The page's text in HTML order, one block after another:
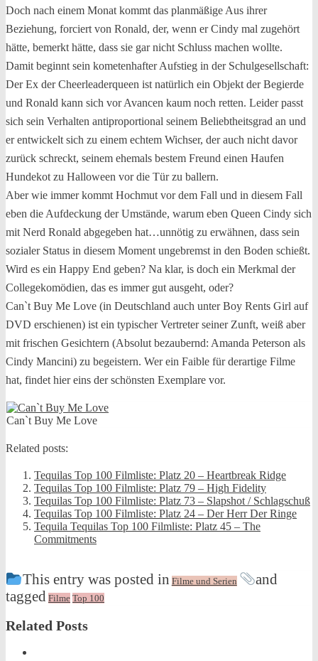
Doch nach einem Monat kommt das planmäßige Aus ihrer
Beziehung, forciert von Ronald, der, wenn er Cindy mal zugehört
hätte, bemerkt hätte, dass sie gar nicht Schluss machen wollte.
Damit beginnt sein kometenhafter Aufstieg in der Schulgesellschaft:
Der Ex der Cheerleaderqueen ist natürlich ein Objekt der Begierde
und Ronald kann sich vor Avancen kaum noch retten. Leider passt
sich sein Verhalten antiproportional seinem Beliebtheitsgrad an und
er entwickelt sich zu einem echtem Wichser, der auch nicht davor
zurück schreckt, seinem ehemals bestem Freund einen Haufen
Hundekot zu Halloween vor die Tür zu ballern.
Aber wie immer kommt Hochmut vor dem Fall und in diesem Fall
eben die Aufdeckung der Umstände, warum eben Queen Cindy sich
mit Nerd Ronald abgegeben hat…unnötig zu erwähnen, dass sein
sozialer Status in diesem Moment ungebremst in den Boden schießt.
Wird es ein Happy End geben? Na klar, is doch ein Merkmal der
Collegekomödien, das es immer gut ausgeht, oder?
Can`t Buy Me Love (in Deutschland auch unter Boy Rents Girl auf
DVD erschienen) ist ein typischer Vertreter seiner Zunft, weiß aber
mit frischen Gesichtern (Absolut bezaubernd: Amanda Peterson als
Cindy Mancini) zu begeistern. Wer ein Faible für derartige Filme
hat, findet hier eins der schönsten Exemplare vor.
Can`t Buy Me Love
Related posts:
Tequilas Top 100 Filmliste: Platz 20 – Heartbreak Ridge
Tequilas Top 100 Filmliste: Platz 79 – High Fidelity
Tequilas Top 100 Filmliste: Platz 73 – Slapshot / Schlagschuß
Tequilas Top 100 Filmliste: Platz 24 – Der Herr Der Ringe
Tequila Tequilas Top 100 Filmliste: Platz 45 – The
Commitments
This entry was posted in Filme und Serien
and
tagged Filme Top 100
Related Posts